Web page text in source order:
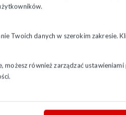
Twoich danych w szerokim zakresie.
możesz również zarządzać